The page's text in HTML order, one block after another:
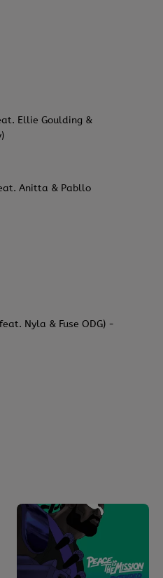
Ellie Goulding &
Anitta & Pabllo
Nyla & Fuse ODG) -